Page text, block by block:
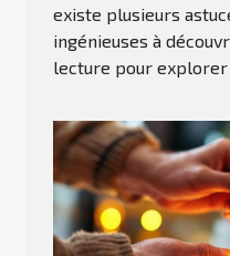
existe plusieurs
ingénieuses à
lecture pour explorer